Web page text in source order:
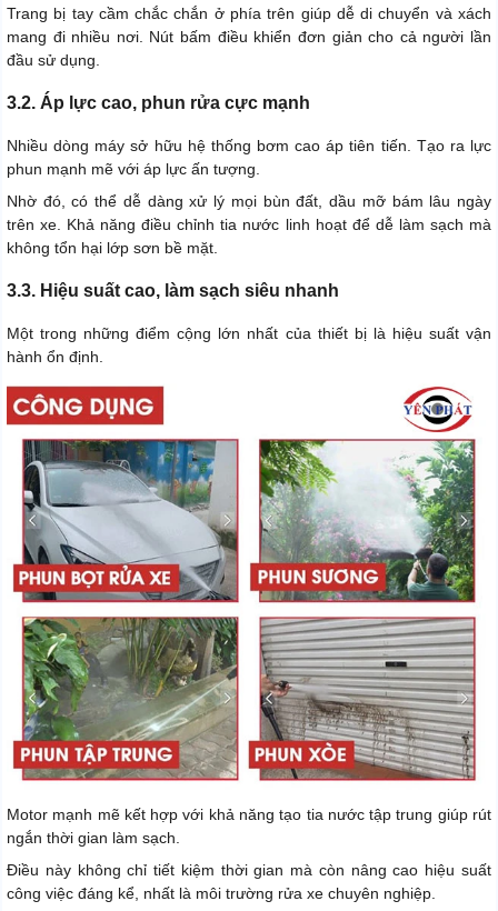
Trang bị tay cầm chắc chắn ở phía trên giúp dễ di chuyển và xách
mang đi nhiều nơi. Nút bấm điều khiển đơn giản cho cả người lần
đầu sử dụng.
3.2. Áp lực cao, phun rửa cực mạnh
Nhiều dòng máy sở hữu hệ thống bơm cao áp tiên tiến. Tạo ra lực
phun mạnh mẽ với áp lực ấn tượng.
Nhờ đó, có thể dễ dàng xử lý mọi bùn đất, dầu mỡ bám lâu ngày
trên xe. Khả năng điều chỉnh tia nước linh hoạt để dễ làm sạch mà
không tổn hại lớp sơn bề mặt.
3.3. Hiệu suất cao, làm sạch siêu nhanh
Một trong những điểm cộng lớn nhất của thiết bị là hiệu suất vận
hành ổn định.
Motor mạnh mẽ kết hợp với khả năng tạo tia nước tập trung giúp rút
ngắn thời gian làm sạch.
Điều này không chỉ tiết kiệm thời gian mà còn nâng cao hiệu suất
công việc đáng kể, nhất là môi trường rửa xe chuyên nghiệp.